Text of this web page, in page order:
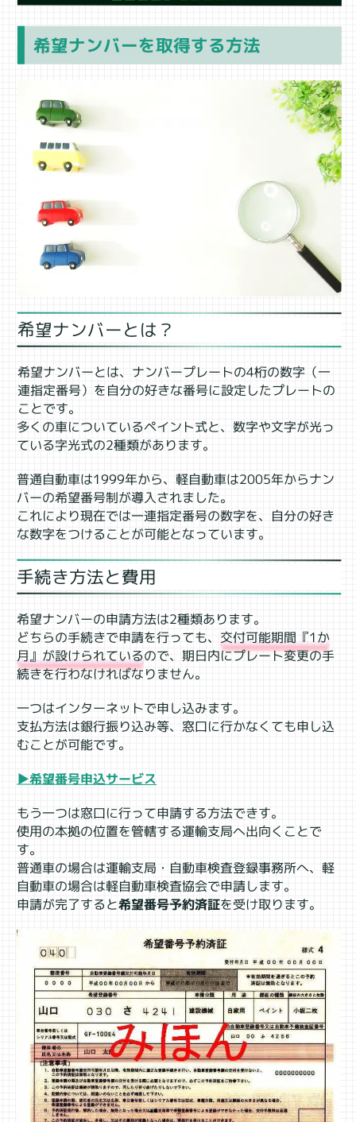
希望ナンバーを取得する方法
希望ナンバーとは？
希望ナンバーとは、ナンバープレートの4桁の数字（一
連指定番号）を自分の好きな番号に設定したプレートの
ことです。
多くの車についているペイント式と、数字や文字が光っ
ている字光式の2種類があります。
普通自動車は1999年から、軽自動車は2005年からナン
バーの希望番号制が導入されました。
これにより現在では一連指定番号の数字を、自分の好き
な数字をつけることが可能となっています。
手続き方法と費用
希望ナンバーの申請方法は2種類あります。
どちらの手続きで申請を行っても、 交付可能期間『1か
月』が設けられているので、期日内にプレート変更の手
続きを行わなければなりません。
一つはインターネットで申し込みます。
支払方法は銀行振り込み等、窓口に行かなくても申し込
むことが可能です。
▶希望番号申込サービス
もう一つは窓口に行って申請する方法できす。
使用の本拠の位置を管轄する運輸支局へ出向くことで
す。
普通車の場合は運輸支局・自動車検査登録事務所へ、軽
自動車の場合は軽自動車検査協会で申請します。
申請が完了すると希望番号予約済証を受け取ります。